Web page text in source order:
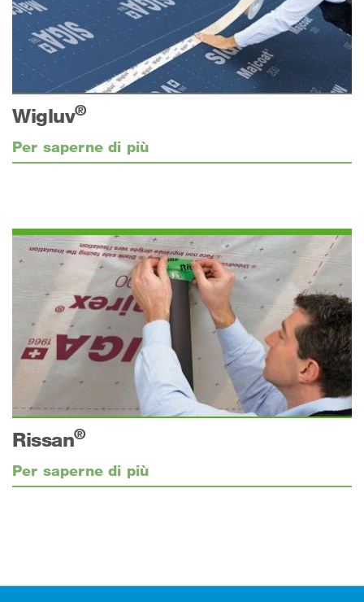
Wigluv®
Per saperne di più
Rissan®
Per saperne di più